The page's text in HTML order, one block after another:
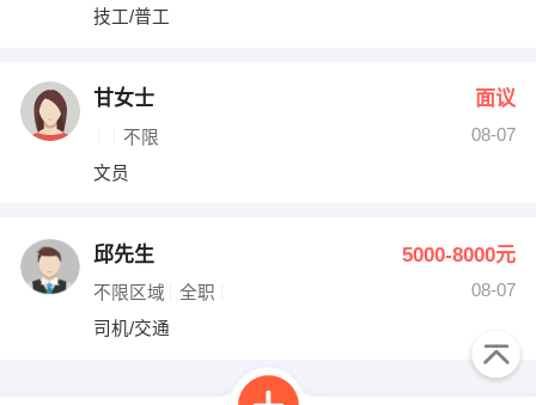
技工/普工
甘女士 面议
不限
08-07
文员
邱先生 5000-8000元
不限区域 全职
08-07
司机/交通